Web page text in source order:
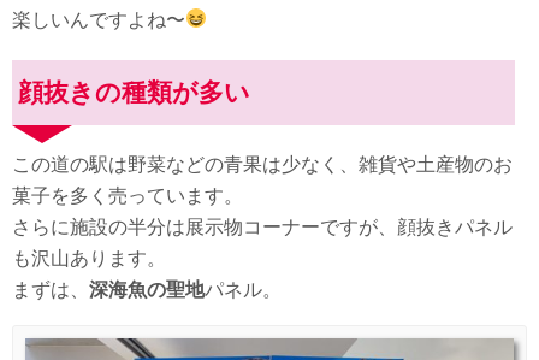
楽しいんですよね〜
顔抜きの種類が多い
この道の駅は野菜などの青果は少なく、雑貨や土産物のお
菓子を多く売っています。
さらに施設の半分は展示物コーナーですが、顔抜きパネル
も沢山あります。
まずは、 深海魚の聖地パネル。